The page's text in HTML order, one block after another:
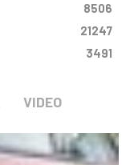
8506
21247
3491
VIDEO